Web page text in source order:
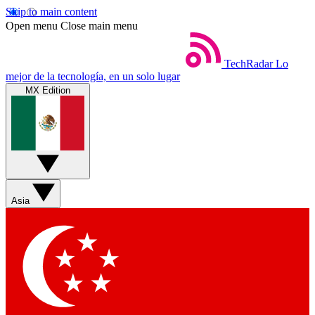
Skip to main content
Open menu Close main menu
TechRadar Lo
mejor de la tecnología, en un solo lugar
MX Edition
Asia